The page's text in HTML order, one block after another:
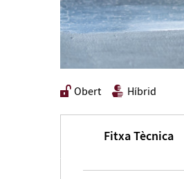
Obert Híbrid
Fitxa Tècnica